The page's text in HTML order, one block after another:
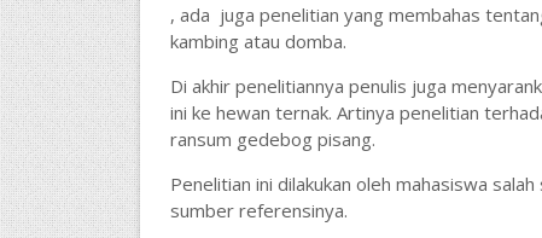
, ada juga penelitian yang membahas
kambing atau domba.
Di akhir penelitiannya penulis juga
ini ke hewan ternak. Artinya penelitian
ransum gedebog pisang.
Penelitian ini dilakukan oleh mahasiswa
sumber referensinya.